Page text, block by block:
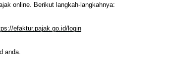
online. Berikut langkah-langkahnya:
efaktur.pajak.go.id/login
anda.